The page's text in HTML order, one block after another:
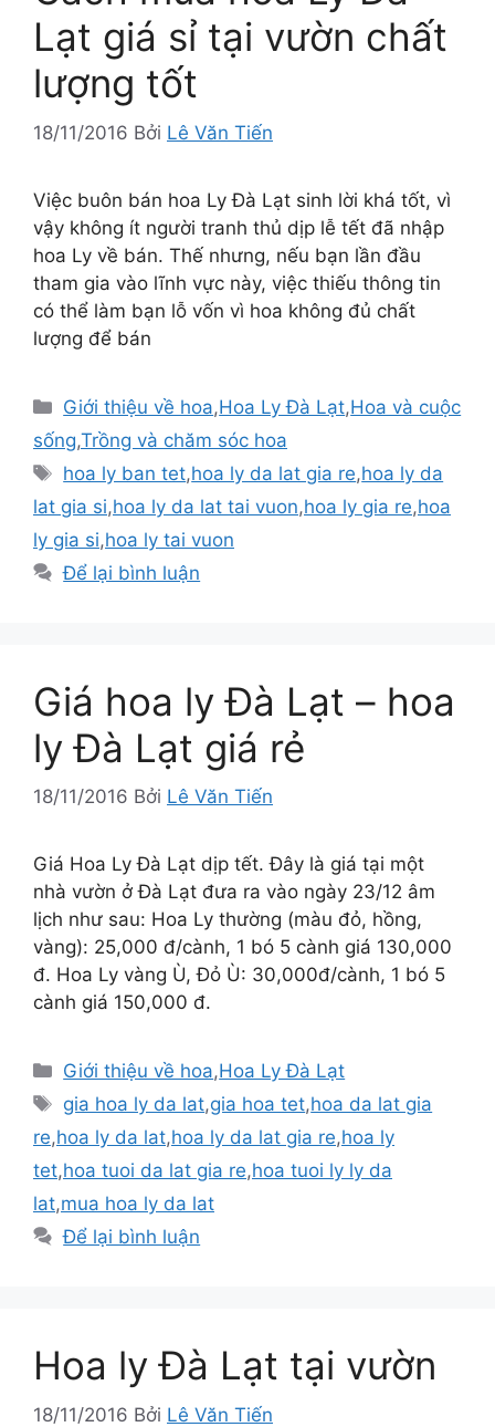
Lạt giá sỉ tại vườn chất
lượng tốt
18/11/2016 Bởi Lê Văn Tiến
Việc buôn bán hoa Ly Đà Lạt sinh lời khá tốt, vì
vậy không ít người tranh thủ dịp lễ tết đã nhập
hoa Ly về bán. Thế nhưng, nếu bạn lần đầu
tham gia vào lĩnh vực này, việc thiếu thông tin
có thể làm bạn lỗ vốn vì hoa không đủ chất
lượng để bán
Danh
mục
Giới thiệu về hoa,Hoa Ly Đà Lạt,Hoa và cuộc
sống,Trồng và chăm sóc hoa
Thẻ
hoa ly ban tet,hoa ly da lat gia re,hoa ly da
lat gia si,hoa ly da lat tai vuon,hoa ly gia re,hoa
ly gia si,hoa ly tai vuon
Để lại bình luận
Giá hoa ly Đà Lạt – hoa
ly Đà Lạt giá rẻ
18/11/2016 Bởi Lê Văn Tiến
Giá Hoa Ly Đà Lạt dịp tết. Đây là giá tại một
nhà vườn ở Đà Lạt đưa ra vào ngày 23/12 âm
lịch như sau: Hoa Ly thường (màu đỏ, hồng,
vàng): 25,000 đ/cành, 1 bó 5 cành giá 130,000
đ. Hoa Ly vàng Ù, Đỏ Ù: 30,000đ/cành, 1 bó 5
cành giá 150,000 đ.
Danh
mục
Giới thiệu về hoa,Hoa Ly Đà Lạt
Thẻ
gia hoa ly da lat,gia hoa tet,hoa da lat gia
re,hoa ly da lat,hoa ly da lat gia re,hoa ly
tet,hoa tuoi da lat gia re,hoa tuoi ly ly da
lat,mua hoa ly da lat
Để lại bình luận
Hoa ly Đà Lạt tại vườn
18/11/2016 Bởi Lê Văn Tiến